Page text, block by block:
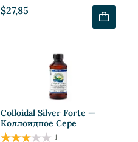
$27,85
Colloidal Silver Forte —
Коллоидное Сере
1